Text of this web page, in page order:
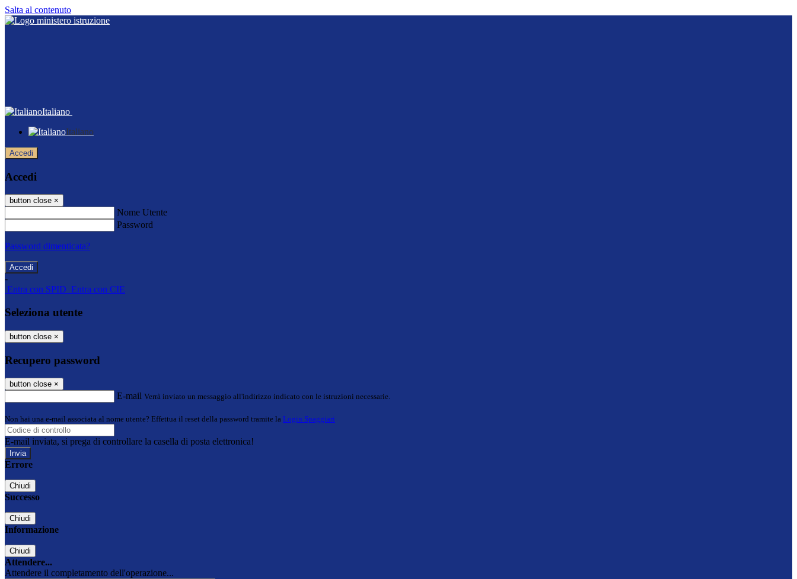
Salta al contenuto
Italiano
Italiano
Accedi
Accedi
button close ×
Nome Utente
Password
Password dimenticata?
-
Entra con SPID Entra con CIE
Seleziona utente
button close ×
Recupero password
button close ×
E-mail Verrà inviato un messaggio all'indirizzo indicato con le istruzioni necessarie.
Non hai una e-mail associata al nome utente? Effettua il reset della password tramite la Login Spaggiari
E-mail inviata, si prega di controllare la casella di posta elettronica!
Errore
Chiudi
Successo
Chiudi
Informazione
Chiudi
Attendere...
Attendere il completamento dell'operazione...